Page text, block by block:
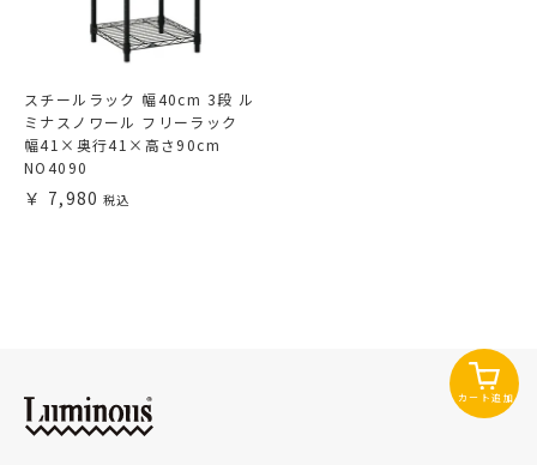
スチールラック 幅40cm 3段 ル
ミナスノワール フリーラック
幅41×奥行41×高さ90cm
NO4090
7,980
カート追加